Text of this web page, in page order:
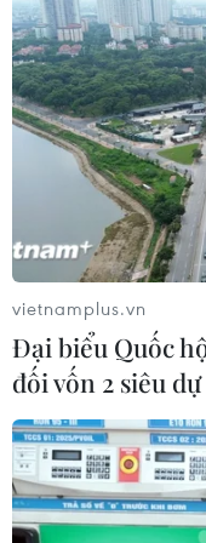
và Trung tâm
châu Âu (EU) và
Sự kiện diễn ra
quan hệ giữa Việt
thúc đẩy việc ký
Việt Nam-EU
(EVIPA), với kỳ
kết vào cuối tháng
Phát biểu tại hội
định Việt Nam đã
đạt các cam kết
được nêu trong
nghĩa vụ của
chức Lao động
vietnamplus.vn
Đại biểu Quốc
đối vốn 2 siêu